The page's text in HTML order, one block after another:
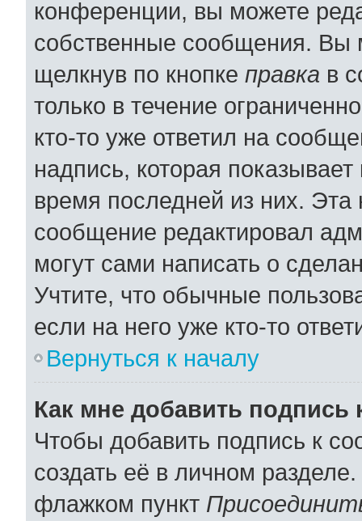
конференции, вы можете
собственные сообщения. Вы
щелкнув по кнопке правка в
только в течение
кто-то уже ответил на
надпись, которая
время последней из них. Эта
сообщение редактировал
могут сами написать о
Учтите, что обычные
если на него уже кто-то
Вернуться к началу
Как мне добавить
Чтобы добавить подпись к
создать её в личном
флажком пункт